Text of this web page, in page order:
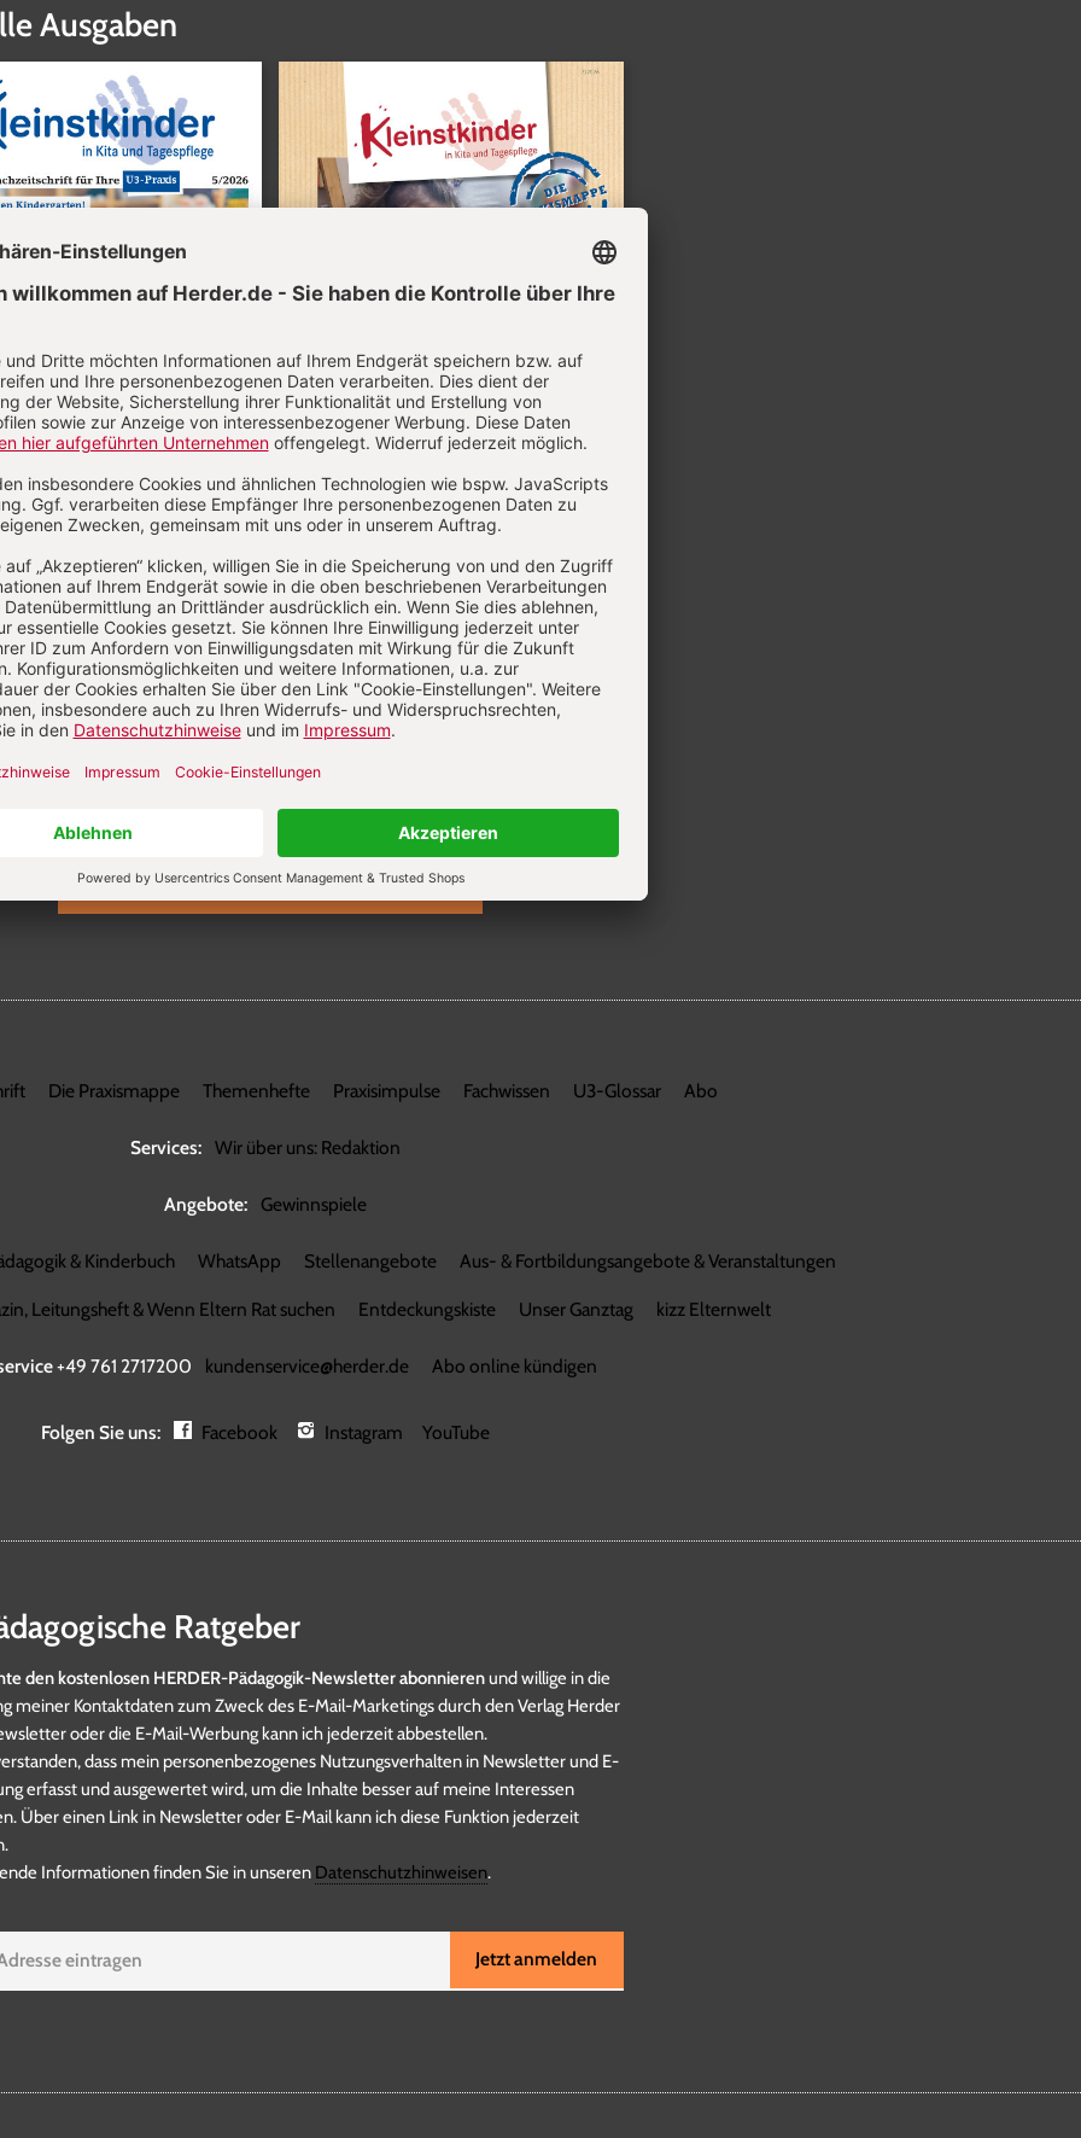
Ausgaben
auf sich warten lassen:
erkennen & begleiten
Wir entdecken nachhaltige
Materialien
Zum Heft
Alle Hefte
Abo bestellen
Die Praxismappe Themenhefte Praxisimpulse Fachwissen U3-Glossar Abo
Services: Wir über uns: Redaktion
Angebote: Gewinnspiele
& Kinderbuch WhatsApp Stellenangebote Aus- & Fortbildungsangebote & Veranstaltungen
Leitungsheft & Wenn Eltern Rat suchen Entdeckungskiste Unser Ganztag kizz Elternwelt
+49 761 2717200 kundenservice@herder.de Abo online kündigen
Folgen Sie uns: Facebook Instagram YouTube
Ratgeber
den kostenlosen HERDER-Pädagogik-Newsletter abonnierenund willige in die
meiner Kontaktdaten zum Zweck des E-Mail-Marketings durch den Verlag Herder
oder die E-Mail-Werbung kann ich jederzeit abbestellen.
dass mein personenbezogenes Nutzungsverhalten in Newsletter und E-
erfasst und ausgewertet wird, um die Inhalte besser auf meine Interessen
Über einen Link in Newsletter oder E-Mail kann ich diese Funktion jederzeit
Informationen finden Sie in unseren Datenschutzhinweisen.
Jetzt anmelden